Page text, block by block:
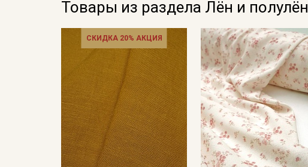
Товары из раздела Лён и полулён
СКИДКА 20% АКЦИЯ